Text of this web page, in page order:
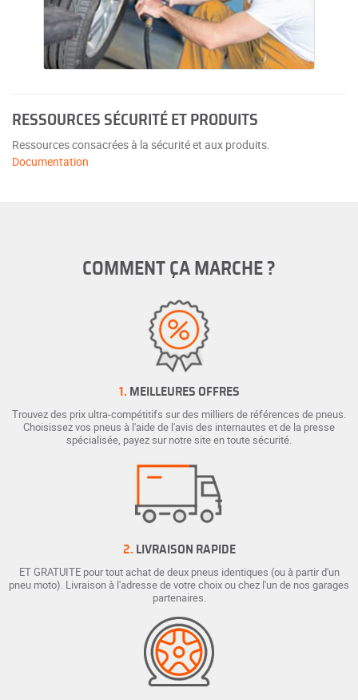
RESSOURCES SÉCURITÉ ET PRODUITS
Ressources consacrées à la sécurité et aux produits.
Documentation
COMMENT ÇA MARCHE ?
1. MEILLEURES OFFRES
Trouvez des prix ultra-compétitifs sur des milliers de références de pneus.
Choisissez vos pneus à l'aide de l'avis des internautes et de la presse
spécialisée, payez sur notre site en toute sécurité.
2. LIVRAISON RAPIDE
ET GRATUITE pour tout achat de deux pneus identiques (ou à partir d'un
pneu moto). Livraison à l'adresse de votre choix ou chez l'un de nos garages
partenaires.